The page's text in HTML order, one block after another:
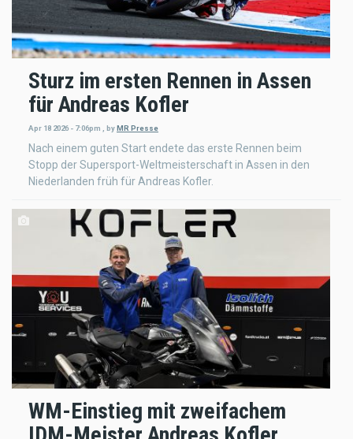
Sturz im ersten Rennen in Assen
für Andreas Kofler
Apr 18 2026 - 7:06pm byMR Presse
Nach einem guten Start endete das erste Rennen beim
Stopp der Supersport-Weltmeisterschaft in Assen in den
Niederlanden früh für Andreas Kofler.
WM-Einstieg mit zweifachem